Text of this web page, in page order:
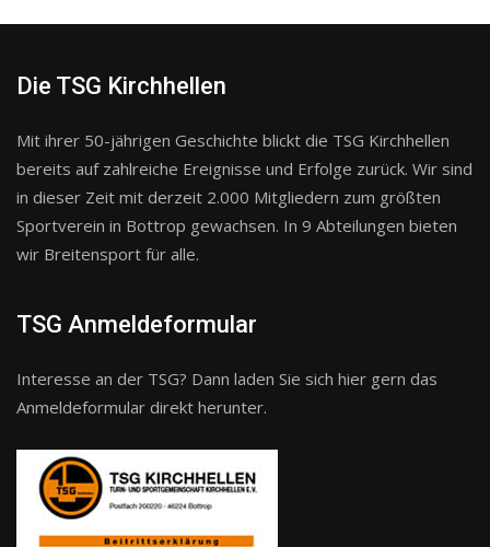
Die TSG Kirchhellen
Mit ihrer 50-jährigen Geschichte blickt die TSG Kirchhellen
bereits auf zahlreiche Ereignisse und Erfolge zurück. Wir sind
in dieser Zeit mit derzeit 2.000 Mitgliedern zum größten
Sportverein in Bottrop gewachsen. In 9 Abteilungen bieten
wir Breitensport für alle.
TSG Anmeldeformular
Interesse an der TSG? Dann laden Sie sich hier gern das
Anmeldeformular direkt herunter.